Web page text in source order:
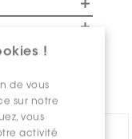
!
de vous
sur notre
vous
activité